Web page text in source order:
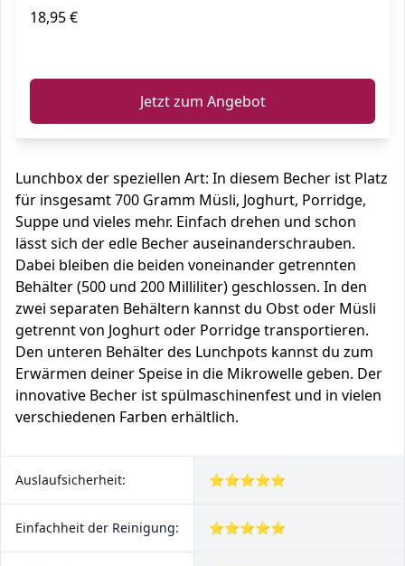
18,95 €
Jetzt zum Angebot
Lunchbox der speziellen Art: In diesem Becher ist Platz
für insgesamt 700 Gramm Müsli, Joghurt, Porridge,
Suppe und vieles mehr. Einfach drehen und schon
lässt sich der edle Becher auseinanderschrauben.
Dabei bleiben die beiden voneinander getrennten
Behälter (500 und 200 Milliliter) geschlossen. In den
zwei separaten Behältern kannst du Obst oder Müsli
getrennt von Joghurt oder Porridge transportieren.
Den unteren Behälter des Lunchpots kannst du zum
Erwärmen deiner Speise in die Mikrowelle geben. Der
innovative Becher ist spülmaschinenfest und in vielen
verschiedenen Farben erhältlich.
Auslaufsicherheit: ⭐⭐⭐⭐⭐
Einfachheit der Reinigung: ⭐⭐⭐⭐⭐